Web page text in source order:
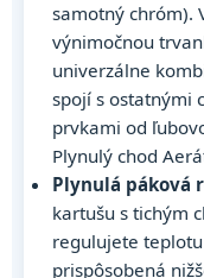
samotný chróm).
výnimočnou
univerzálne
spojí s ostatnými
prvkami od
Plynulý chod
Plynulá páková
kartušu s tichým
regulujete
prispôsobená